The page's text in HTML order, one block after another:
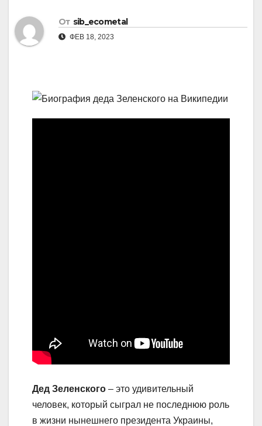
От sib_ecometal
ФЕВ 18, 2023
Дед Зеленского – это удивительный
человек, который сыграл не последнюю роль
в жизни нынешнего президента Украины,